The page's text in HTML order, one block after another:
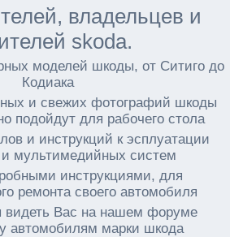
владельцев и
skoda.
моделей шкоды, от Ситиго до
Кодиака
и свежих фотографий шкоды
подойдут для рабочего стола
и инструкций к эсплуатации
мультимедийных систем
инструкциями, для
ремонта своего автомобиля
видеть Вас на нашем форуме
автомобилям марки шкода